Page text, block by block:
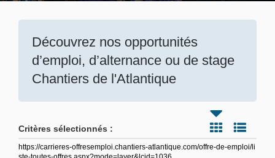
Découvrez nos opportunités
d’emploi, d’alternance ou de stage
Chantiers de l'Atlantique
Critères sélectionnés :
https://carrieres-offresemploi.chantiers-atlantique.com/offre-de-emploi/li